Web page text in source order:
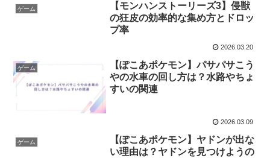
ゲーム
【モンハンストーリーズ3】侵獣
の狂皮の効率的な集め方とドロッ
プ率
2026.03.20
ゲーム
【ぽこあポケモン】パサパサこう
やの水車の回し方は？水路やちょ
すいの関連
2026.03.09
ゲーム
【ぽこあポケモン】ヤドンが出な
い理由は？ヤドンを見つけようの